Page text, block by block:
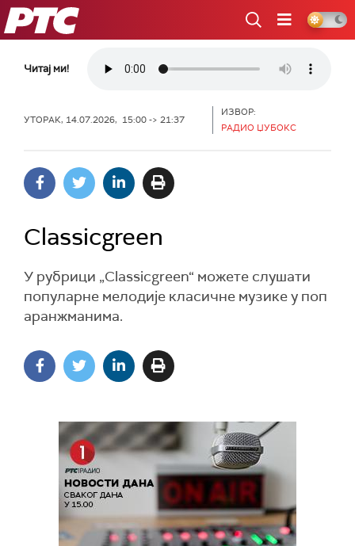
РТС
Читај ми!
УТОРАК, 14.07.2026, 15:00 -> 21:37
ИЗВОР:
РАДИО ЏУБОКС
Classicgreen
У рубрици „Classicgreen“ можете слушати
популарне мелодије класичне музике у поп
аранжманима.